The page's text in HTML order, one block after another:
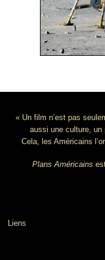
« Un film n’est pas
aussi une culture, un
Cela, les Américains
Plans Américains
Liens